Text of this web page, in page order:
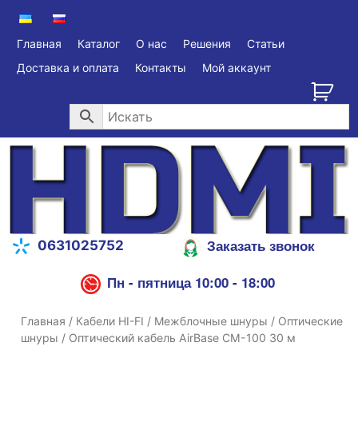
Главная Каталог О нас Решения
Статьи
Доставка и оплата
Контакты Мой аккаунт
0631025752
Заказать звонок
Пн - пятница 10:00 - 18:00
Главная / Кабели HI-FI / Межблочные шнуры / Оптические
шнуры / Оптический кабель AirBase CM-100 30 м